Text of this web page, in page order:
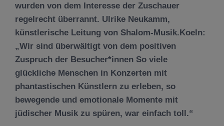
wurden von dem Interesse der Zuschauer
regelrecht überrannt. Ulrike Neukamm,
künstlerische Leitung von Shalom-Musik.Koeln:
„Wir sind überwältigt von dem positiven
Zuspruch der Besucher*innen So viele
glückliche Menschen in Konzerten mit
phantastischen Künstlern zu erleben, so
bewegende und emotionale Momente mit
jüdischer Musik zu spüren, war einfach toll.“